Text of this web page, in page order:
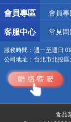
會員專區 會員
客服中心 常見問
服務時間： 週一至週日
公司地址： 台北市北投
食品